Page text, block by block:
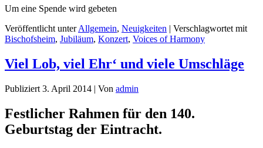
Um eine Spende wird gebeten
Veröffentlicht unter Allgemein, Neuigkeiten | Verschlagwortet mit
Bischofsheim, Jubiläum, Konzert, Voices of Harmony
Viel Lob, viel Ehr‘ und viele Umschläge
Publiziert 3. April 2014 | Von admin
Festlicher Rahmen für den 140.
Geburtstag der Eintracht.